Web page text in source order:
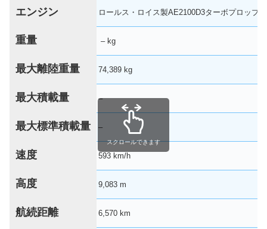
エンジン ロールス・ロイス製AE2100D3ターボプロップ
重量 – kg
最大離陸重量 74,389 kg
最大積載量 –
最大標準積載量 –
速度 593 km/h
高度 9,083 m
航続距離 6,570 km
スクロールできます